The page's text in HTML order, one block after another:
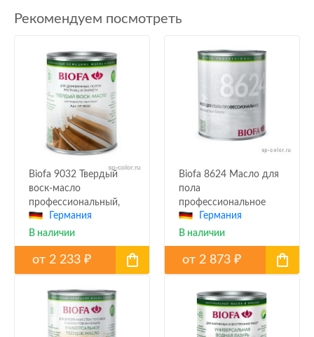
Рекомендуем посмотреть
Biofa 9032 Твердый
воск-масло
профессиональный,
шелковисто-матовый
Германия
В наличии
от 2 233 ₽
Biofa 8624 Масло для
пола
профессиональное
Германия
В наличии
от2 873₽